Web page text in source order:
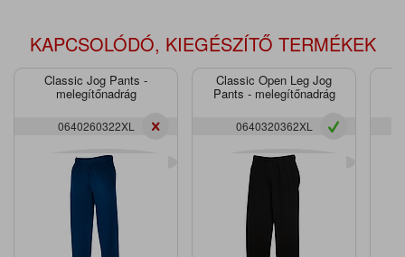
KAPCSOLÓDÓ, KIEGÉSZÍTŐ TERMÉKEK
Classic Jog Pants -
melegítőnadrág
0640260322XL
Classic Open Leg Jog
Pants - melegítőnadrág
0640320362XL